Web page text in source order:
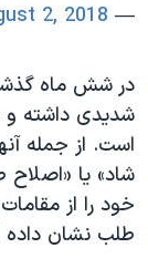
— VOA Farsi (@VOAIran)
2, 2018
در شش ماه
شدیدی داشته و
است. از جمله
شاد» یا «اصلاح
خود را از
طلب نشان داده